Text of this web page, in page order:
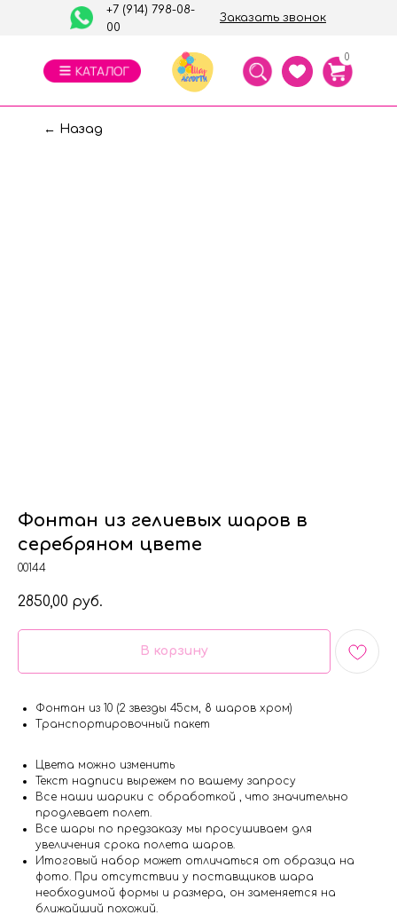
Заказать звонок
+7 (914) 798-08-
00
0
← Назад
Фонтан из гелиевых шаров в
серебряном цвете
00144
2850,00 руб.
В корзину
Фонтан из 10 (2 звезды 45см, 8 шаров хром)
Транспортировочный пакет
Цвета можно изменить
Текст надписи вырежем по вашему запросу
Все наши шарики с обработкой , что значительно
продлевает полет.
Все шары по предзаказу мы просушиваем для
увеличения срока полета шаров.
Итоговый набор может отличаться от образца на
фото. При отсутствии у поставщиков шара
необходимой формы и размера, он заменяется на
ближайший похожий.